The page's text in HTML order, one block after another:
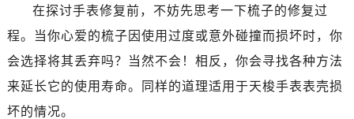
在探讨手表修复前，不妨先思考一下梳子的修复过
程。当你心爱的梳子因使用过度或意外碰撞而损坏时，你
会选择将其丢弃吗？当然不会！相反，你会寻找各种方法
来延长它的使用寿命。同样的道理适用于天梭手表表壳损
坏的情况。